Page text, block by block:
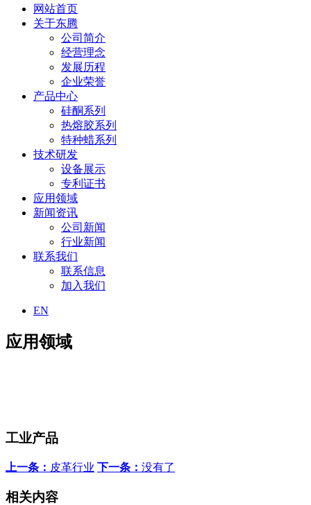
网站首页
关于东腾
公司简介
经营理念
发展历程
企业荣誉
产品中心
硅酮系列
热熔胶系列
特种蜡系列
技术研发
设备展示
专利证书
应用领域
新闻资讯
公司新闻
行业新闻
联系我们
联系信息
加入我们
EN
应用领域
工业产品
上一条： 皮革行业 下一条： 没有了
相关内容